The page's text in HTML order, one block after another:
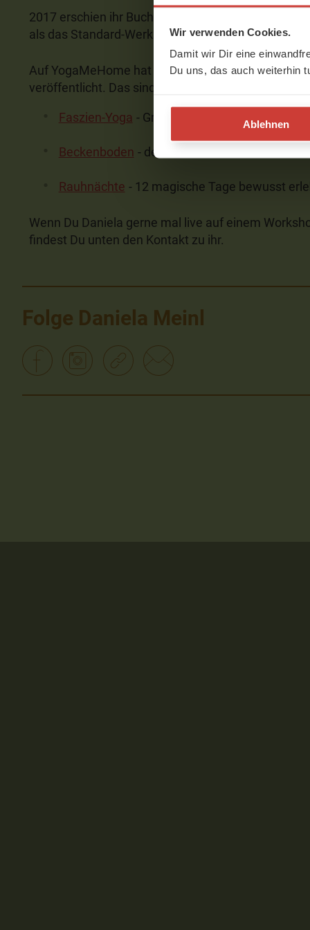
Wir verwenden Cookies.
Damit wir Dir eine
Du uns, das auch weiterhin
Ablehnen
2017 erschien ihr Buch "
als das Standard-Werk des Faszien-Yoga gilt.
Auf YogaMeHome hat Daniela Meinl bereits drei
veröffentlicht. Das sind:
Faszien-Yoga - Grundlagen für Deine Yoga-
Beckenboden - der Schatz in Deinem Schoß
Rauhnächte - 12 magische Tage bewusst
Wenn Du Daniela gerne mal live auf einem
findest Du unten den Kontakt zu ihr.
Folge Daniela Meinl